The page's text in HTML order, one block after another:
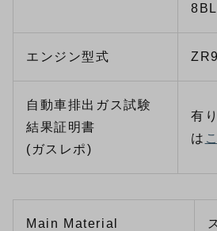
エンジン型式
自動車排出ガス試験
結果証明書
(ガスレポ)
有
は
Main Material